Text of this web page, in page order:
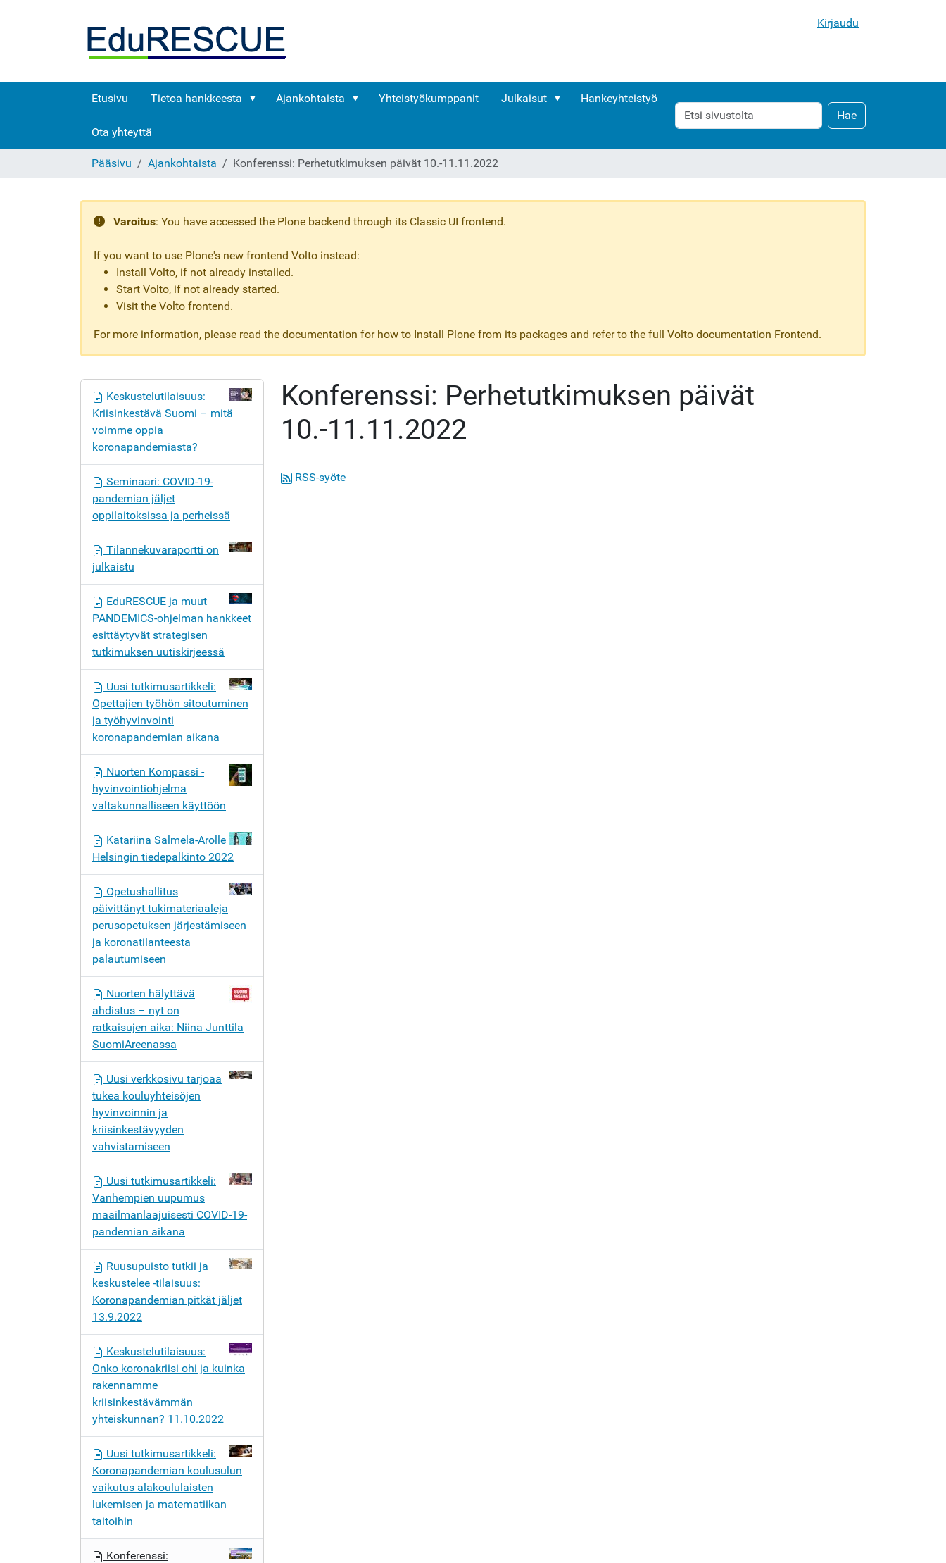
Kirjaudu
Etusivu Tietoa hankkeesta Ajankohtaista Yhteistyökumppanit Julkaisut Hankeyhteistyö
Ota yhteyttä
Hae Hae
Laajennettu
haku...
Pääsivu Ajankohtaista Konferenssi: Perhetutkimuksen päivät 10.-11.11.2022
Varoitus: You have accessed the Plone backend through its Classic UI frontend.
If you want to use Plone's new frontend Volto instead:
Install Volto, if not already installed.
Start Volto, if not already started.
Visit the Volto frontend.
For more information, please read the documentation for how to Install Plone from its packages and refer to the full Volto documentation Frontend.
Konferenssi: Perhetutkimuksen päivät
10.-11.11.2022
RSS-syöte
Keskustelutilaisuus:
Kriisinkestävä Suomi – mitä
voimme oppia
koronapandemiasta?
Seminaari: COVID-19-
pandemian jäljet
oppilaitoksissa ja perheissä
Tilannekuvaraportti on
julkaistu
EduRESCUE ja muut
PANDEMICS-ohjelman hankkeet
esittäytyvät strategisen
tutkimuksen uutiskirjeessä
Uusi tutkimusartikkeli:
Opettajien työhön sitoutuminen
ja työhyvinvointi
koronapandemian aikana
Nuorten Kompassi -
hyvinvointiohjelma
valtakunnalliseen käyttöön
Katariina Salmela-Arolle
Helsingin tiedepalkinto 2022
Opetushallitus
päivittänyt tukimateriaaleja
perusopetuksen järjestämiseen
ja koronatilanteesta
palautumiseen
Nuorten hälyttävä
ahdistus – nyt on
ratkaisujen aika: Niina Junttila
SuomiAreenassa
Uusi verkkosivu tarjoaa
tukea kouluyhteisöjen
hyvinvoinnin ja
kriisinkestävyyden
vahvistamiseen
Uusi tutkimusartikkeli:
Vanhempien uupumus
maailmanlaajuisesti COVID-19-
pandemian aikana
Ruusupuisto tutkii ja
keskustelee -tilaisuus:
Koronapandemian pitkät jäljet
13.9.2022
Keskustelutilaisuus:
Onko koronakriisi ohi ja kuinka
rakennamme
kriisinkestävämmän
yhteiskunnan? 11.10.2022
Uusi tutkimusartikkeli:
Koronapandemian koulusulun
vaikutus alakoululaisten
lukemisen ja matematiikan
taitoihin
Konferenssi: